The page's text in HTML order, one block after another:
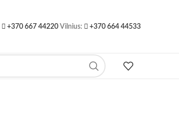
+370 667 44220 Vilnius: +370 664 44533